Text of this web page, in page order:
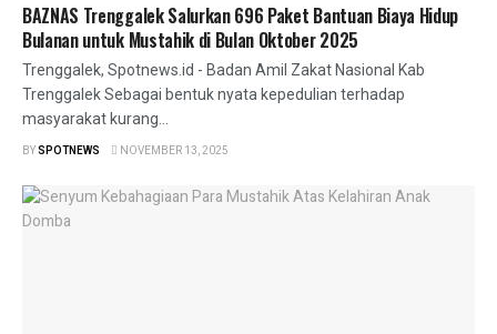
BAZNAS Trenggalek Salurkan 696 Paket Bantuan Biaya Hidup
Bulanan untuk Mustahik di Bulan Oktober 2025
Trenggalek, Spotnews.id - Badan Amil Zakat Nasional Kab
Trenggalek Sebagai bentuk nyata kepedulian terhadap
masyarakat kurang...
BYSPOTNEWS NOVEMBER 13, 2025